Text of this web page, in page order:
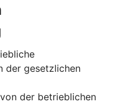
der gesetzlichen
der betrieblichen